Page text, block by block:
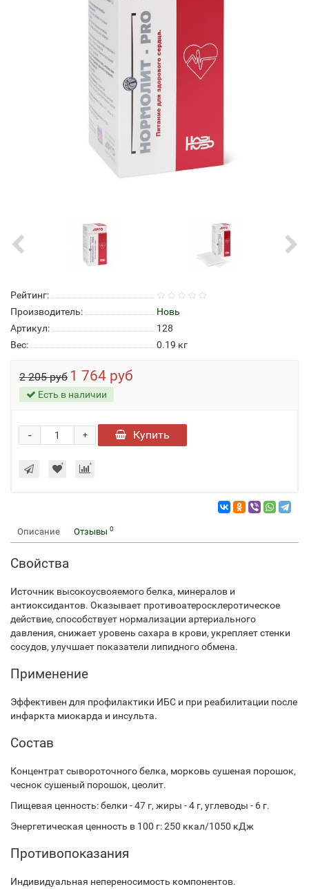
Рейтинг:
Производитель:
Новь
Артикул:
128
Вес:
0.19 кг
2 205 руб 1 764 руб
Есть в наличии
+
- Купить
Описание Отзывы 0
Свойства
Источник высокоусвояемого белка, минералов и
антиоксидантов. Оказывает противоатеросклеротическое
действие, способствует нормализации артериального
давления, снижает уровень сахара в крови, укрепляет стенки
сосудов, улучшает показатели липидного обмена.
Применение
Эффективен для профилактики ИБС и при реабилитации после
инфаркта миокарда и инсульта.
Состав
Концентрат сывороточного белка, морковь сушеная порошок,
чеснок сушеный порошок, цеолит.
Пищевая ценность: белки - 47 г, жиры - 4 г, углеводы - 6 г.
Энергетическая ценность в 100 г: 250 ккал/1050 кДж
Противопоказания
Индивидуальная непереносимость компонентов.